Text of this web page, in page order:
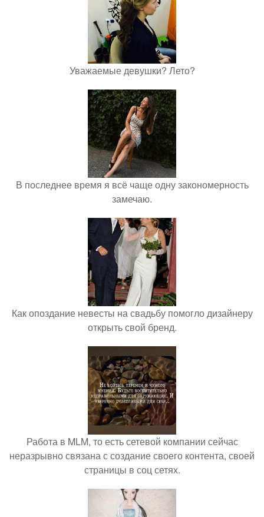
Уважаемые девушки? Лето?
В последнее время я всё чаще одну закономерность
замечаю.
Как опоздание невесты на свадьбу помогло дизайнеру
открыть свой бренд.
Работа в MLM, то есть сетевой компании сейчас
неразрывно связана с создание своего контента, своей
страницы в соц сетях.